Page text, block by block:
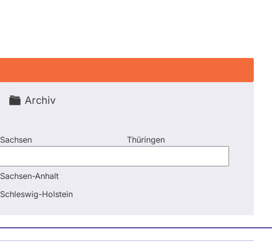
Sachsen
Sachsen-Anhalt
Schleswig-Holstein
Thüringen
Archiv